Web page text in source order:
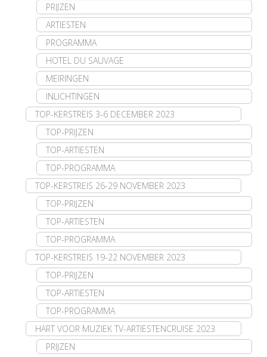
PRIJZEN
ARTIESTEN
PROGRAMMA
HOTEL DU SAUVAGE
MEIRINGEN
INLICHTINGEN
TOP-KERSTREIS 3-6 DECEMBER 2023
TOP-PRIJZEN
TOP-ARTIESTEN
TOP-PROGRAMMA
TOP-KERSTREIS 26-29 NOVEMBER 2023
TOP-PRIJZEN
TOP-ARTIESTEN
TOP-PROGRAMMA
TOP-KERSTREIS 19-22 NOVEMBER 2023
TOP-PRIJZEN
TOP-ARTIESTEN
TOP-PROGRAMMA
HART VOOR MUZIEK TV-ARTIESTENCRUISE 2023
PRIJZEN